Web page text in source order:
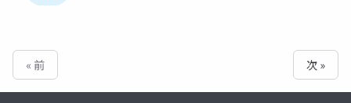
« 前 次 »